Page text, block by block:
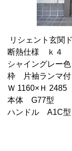
リシェント玄関
断熱仕様 ｋ４
シャイングレー色
枠 片袖ランマ付
Ｗ 1160×Ｈ
本体 G77型
ハンドル A1C型